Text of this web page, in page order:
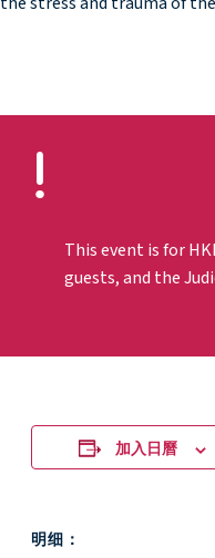
This event is for
guests, and the
加入日曆
明细：